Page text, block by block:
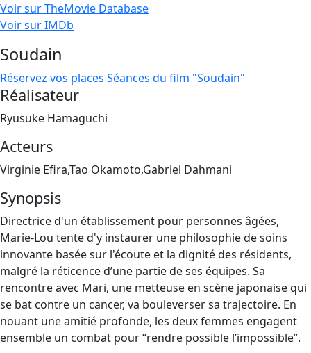
Voir sur TheMovie Database
Voir sur IMDb
Soudain
Réservez vos places Séances du film "Soudain"
Réalisateur
Ryusuke Hamaguchi
Acteurs
Virginie Efira,Tao Okamoto,Gabriel Dahmani
Synopsis
Directrice d'un établissement pour personnes âgées,
Marie-Lou tente d'y instaurer une philosophie de soins
innovante basée sur l'écoute et la dignité des résidents,
malgré la réticence d’une partie de ses équipes. Sa
rencontre avec Mari, une metteuse en scène japonaise qui
se bat contre un cancer, va bouleverser sa trajectoire. En
nouant une amitié profonde, les deux femmes engagent
ensemble un combat pour “rendre possible l’impossible”.